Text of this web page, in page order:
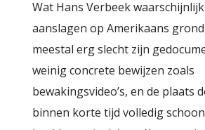
Wat Hans Verbeek
aanslagen op Amerikaans
meestal erg slecht zijn
weinig concrete bewijzen zoals
bewakingsvideo’s, en de plaats
binnen korte tijd volledig